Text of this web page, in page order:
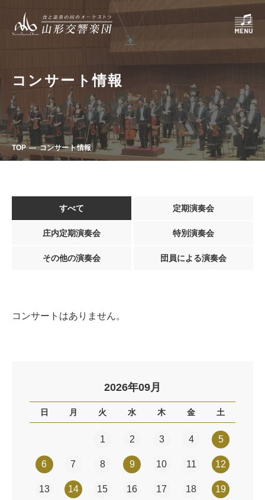
コンサート情報
TOP コンサート情報
すべて 定期演奏会
庄内定期演奏会 特別演奏会
その他の演奏会 団員による演奏会
コンサートはありません。
2026年09月
日 月 火 水 木 金 土
1 2 3 4 5
6 7 8 9 10 11 12
13 14 15 16 17 18 19